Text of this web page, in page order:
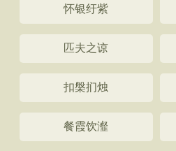
怀银纡紫
匹夫之谅
扣槃扪烛
餐霞饮瀣